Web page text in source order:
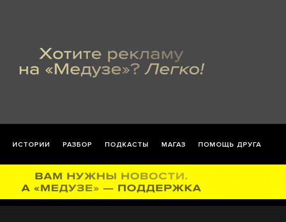
ИСТОРИИ РАЗБОР ПОДКАСТЫ МАГАЗ ПОМОЩЬ ДРУГА